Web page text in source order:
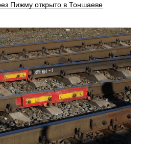
Пижму открыто в Тоншаеве